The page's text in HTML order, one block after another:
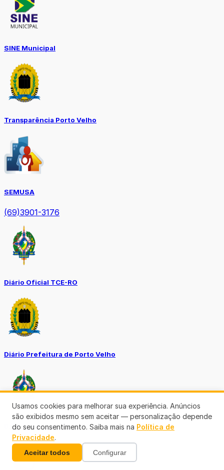
SINE Municipal
Transparência Porto Velho
SEMUSA
(69)3901-3176
Diário Oficial TCE-RO
Diário Prefeitura de Porto Velho
Diário Oficial de RO
Usamos cookies para melhorar sua experiência. Anúncios
são exibidos mesmo sem aceitar — personalização depende
do seu consentimento. Saiba mais na Política de
Privacidade.
Aceitar todos Configurar